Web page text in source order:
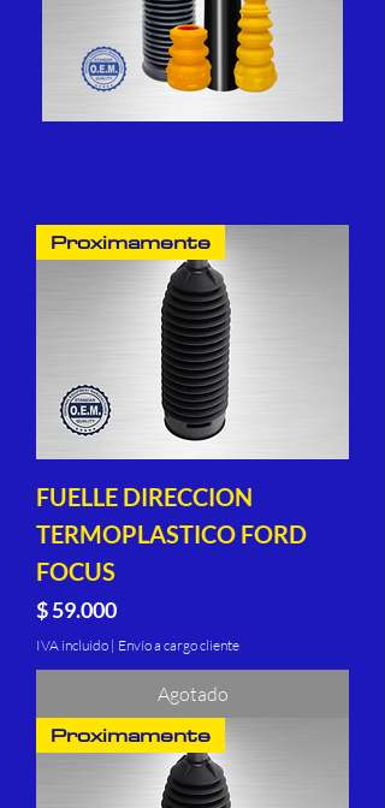
Proximamente
FUELLE DIRECCION
TERMOPLASTICO FORD
FOCUS
Precio
$ 59.000
IVA incluido | Envío a cargo cliente
Agotado
Proximamente